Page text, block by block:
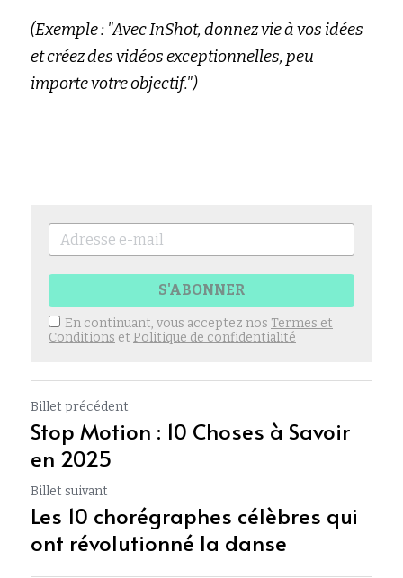
(Exemple : "Avec InShot, donnez vie à vos idées
et créez des vidéos exceptionnelles, peu
importe votre objectif.")
S'ABONNER
En continuant, vous acceptez nos Termes et
Conditions et Politique de confidentialité
Billet précédent
Stop Motion : 10 Choses à Savoir
en 2025
Billet suivant
Les 10 chorégraphes célèbres qui
ont révolutionné la danse